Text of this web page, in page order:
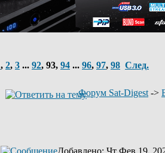
, 2, 3 ... 92, 93, 94 ... 96, 97, 98 След.
Форум Sat-Digest ->
Добавлено: Чт Фев 19,